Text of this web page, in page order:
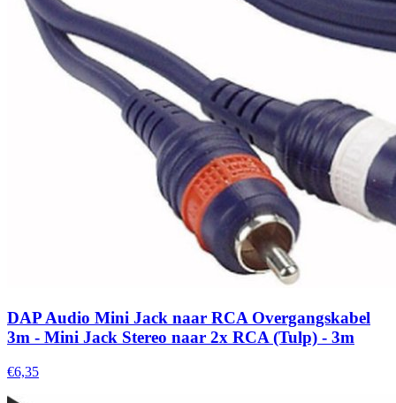
DAP Audio Mini Jack naar RCA Overgangskabel
3m - Mini Jack Stereo naar 2x RCA (Tulp) - 3m
€6,35